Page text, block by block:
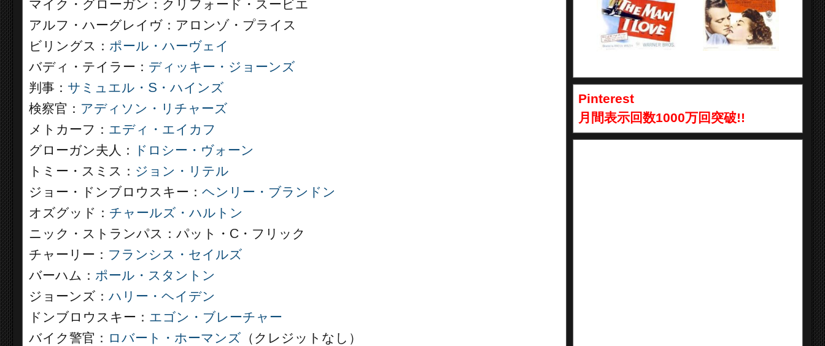
マイク・グローガン：クリフォード・スービエ
アルフ・ハーグレイヴ：アロンゾ・プライス
ビリングス： ポール・ハーヴェイ
バディ・テイラー： ディッキー・ジョーンズ
判事： サミュエル・S・ハインズ
検察官： アディソン・リチャーズ
メトカーフ： エディ・エイカフ
グローガン夫人：
ドロシー・ヴォーン
トミー・スミス： ジョン・リテル
ジョー・ドンブロウスキー： ヘンリー・ブランドン
オズグッド： チャールズ・ハルトン
ニック・ストランパス：パット・C・フリック
チャーリー： フランシス・セイルズ
バーハム： ポール・スタントン
ジョーンズ： ハリー・ヘイデン
ドンブロウスキー： エゴン・ブレーチャー
バイク警官： ロバート・ホーマンズ （クレジットなし）
Pinterest
月間表示回数1000万回突破!!